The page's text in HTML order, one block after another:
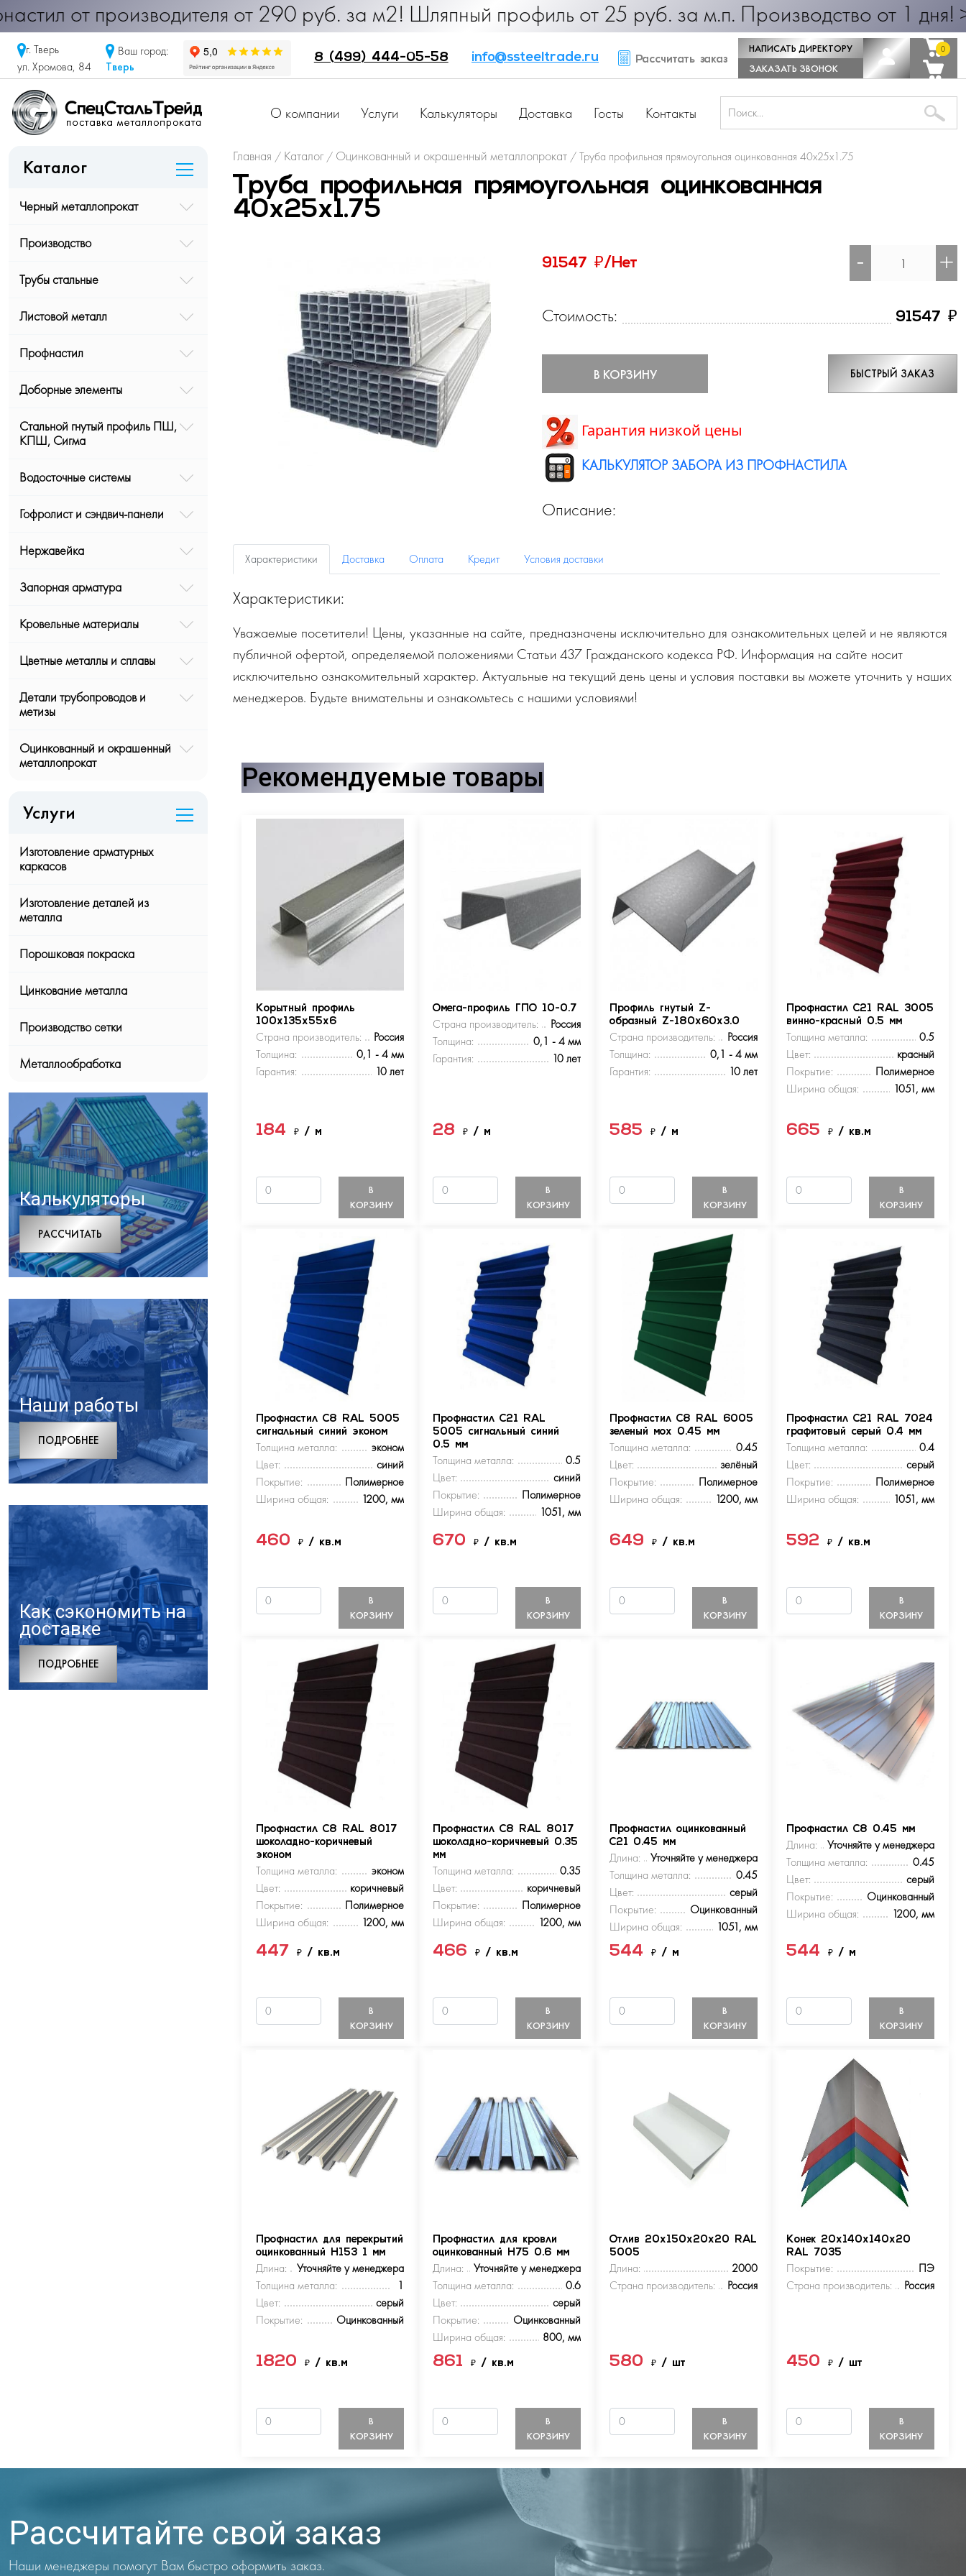
Профнастил от производителя от 290 руб. за м2! Шляпный профиль от 25 руб. за м.п. Производство от
г. Тверь
ул. Хромова, 84
Ваш город:
Тверь
8 (499) 444-05-58 info@ssteeltrade.ru Рассчитать заказ
НАПИСАТЬ ДИРЕКТОРУ
ЗАКАЗАТЬ ЗВОНОК
0
0
О компании Услуги Калькуляторы Доставка Госты Контакты
Каталог
Черный металлопрокат
Производство
Трубы стальные
Листовой металл
Профнастил
Доборные элементы
Стальной гнутый профиль ПШ,
КПШ, Сигма
Водосточные системы
Гофролист и сэндвич-панели
Нержавейка
Запорная арматура
Кровельные материалы
Цветные металлы и сплавы
Детали трубопроводов и
метизы
Оцинкованный и окрашенный
металлопрокат
Услуги
Изготовление арматурных
каркасов
Изготовление деталей из
металла
Порошковая покраска
Цинкование металла
Производство сетки
Металлообработка
Калькуляторы
РАCСЧИТАТЬ
Наши работы
ПОДРОБНЕЕ
Как сэкономить на
доставке
ПОДРОБНЕЕ
Главная / Каталог / Оцинкованный и окрашенный металлопрокат /Труба профильная прямоугольная оцинкованная 40х25х1.75
Труба профильная прямоугольная оцинкованная
40х25х1.75
91547 ₽/Нет - +
Стоимость: 91547 ₽
В КОРЗИНУ БЫСТРЫЙ ЗАКАЗ
Гарантия низкой цены
КАЛЬКУЛЯТОР ЗАБОРА ИЗ ПРОФНАСТИЛА
Описание:
Характеристики Доставка Оплата Кредит Условия доставки
Характеристики:
Уважаемые посетители! Цены, указанные на сайте, предназначены исключительно для ознакомительных целей и не являются
публичной офертой, определяемой положениями Статьи 437 Гражданского кодекса РФ. Информация на сайте носит
исключительно ознакомительный характер. Актуальные на текущий день цены и условия поставки вы можете уточнить у наших
менеджеров. Будьте внимательны и ознакомьтесь с нашими условиями!
Рекомендуемые товары
Корытный профиль
100х135х55х6
Страна производитель:
Россия
Толщина:
0,1 - 4 мм
Гарантия:
10 лет
184₽/ м
В
КОРЗИНУ
Омега-профиль ГПО 10-0.7
Страна производитель:
Россия
Толщина:
0,1 - 4 мм
Гарантия:
10 лет
28₽/ м
В
КОРЗИНУ
Профиль гнутый Z-
образный Z-180х60х3.0
Страна производитель:
Россия
Толщина:
0,1 - 4 мм
Гарантия:
10 лет
585₽/ м
В
КОРЗИНУ
Профнастил С21 RAL 3005
винно-красный 0.5 мм
Толщина металла:
0.5
Цвет:
красный
Покрытие:
Полимерное
Ширина общая:
1051, мм
665 ₽ / кв.м
В
КОРЗИНУ
Профнастил С8 RAL 5005
сигнальный синий эконом
Толщина металла:
эконом
Цвет:
синий
Покрытие:
Полимерное
Ширина общая:
1200, мм
460₽/ кв.м
В
КОРЗИНУ
Профнастил С21 RAL
5005 сигнальный синий
0.5 мм
Толщина металла:
0.5
Цвет:
синий
Покрытие:
Полимерное
Ширина общая:
1051, мм
670₽/ кв.м
В
КОРЗИНУ
Профнастил С8 RAL 6005
зеленый мох 0.45 мм
Толщина металла:
0.45
Цвет:
зелёный
Покрытие:
Полимерное
Ширина общая:
1200, мм
649₽/ кв.м
В
КОРЗИНУ
Профнастил С21 RAL 7024
графитовый серый 0.4 мм
Толщина металла:
0.4
Цвет:
серый
Покрытие:
Полимерное
Ширина общая:
1051, мм
592 ₽ / кв.м
В
КОРЗИНУ
Профнастил С8 RAL 8017
шоколадно-коричневый
эконом
Толщина металла:
эконом
Цвет:
коричневый
Покрытие:
Полимерное
Ширина общая:
1200, мм
447₽/ кв.м
В
КОРЗИНУ
Профнастил С8 RAL 8017
шоколадно-коричневый 0.35
мм
Толщина металла:
0.35
Цвет:
коричневый
Покрытие:
Полимерное
Ширина общая:
1200, мм
466₽/ кв.м
В
КОРЗИНУ
Профнастил оцинкованный
С21 0.45 мм
Длина:
Уточняйте у менеджера
Толщина металла:
0.45
Цвет:
серый
Покрытие:
Оцинкованный
Ширина общая:
1051, мм
544₽/ м
В
КОРЗИНУ
Профнастил С8 0.45 мм
Длина:
Уточняйте у менеджера
Толщина металла:
0.45
Цвет:
серый
Покрытие:
Оцинкованный
Ширина общая:
1200, мм
544 ₽ / м
В
КОРЗИНУ
Профнастил для перекрытий
оцинкованный Н153 1 мм
Длина:
Уточняйте у менеджера
Толщина металла:
1
Цвет:
серый
Покрытие:
Оцинкованный
1820₽/ кв.м
В
КОРЗИНУ
Профнастил для кровли
оцинкованный Н75 0.6 мм
Длина:
Уточняйте у менеджера
Толщина металла:
0.6
Цвет:
серый
Покрытие:
Оцинкованный
Ширина общая:
800, мм
861₽/ кв.м
В
КОРЗИНУ
Отлив 20х150х20х20 RAL
5005
Длина:
2000
Страна производитель:
Россия
580₽/ шт
В
КОРЗИНУ
Конек 20х140х140х20
RAL 7035
Покрытие:
ПЭ
Страна производитель:
Россия
450 ₽ / шт
В
КОРЗИНУ
Рассчитайте свой заказ
Наши менеджеры помогут Вам быстро оформить заказ.